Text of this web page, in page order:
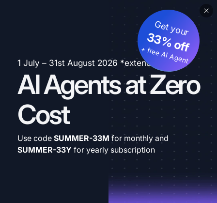
1 July – 31st August 2026 *extended
AI Agents at Zero
Cost
Get your
33% off
+ free AI Agent
Use code SUMMER-33M for monthly and
SUMMER-33Y for yearly subscription